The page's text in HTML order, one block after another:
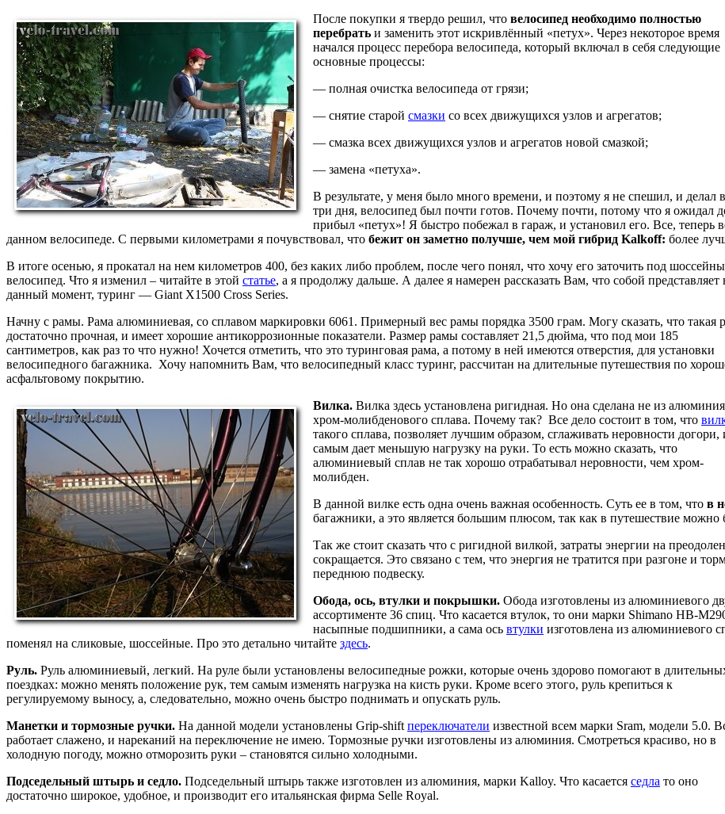
После покупки я твердо решил, что велосипед необходимо полностью
перебрать и заменить этот искривлённый «петух». Через некоторое время
начался процесс перебора велосипеда, который включал в себя следующие
основные процессы:
— полная очистка велосипеда от грязи;
— снятие старой смазки со всех движущихся узлов и агрегатов;
— смазка всех движущихся узлов и агрегатов новой смазкой;
— замена «петуха».
В результате, у меня было много времени, и поэтому я не спешил, и делал
три дня, велосипед был почти готов. Почему почти, потому что я ожидал
прибыл «петух»! Я быстро побежал в гараж, и установил его. Все, теперь
данном велосипеде. С первыми километрами я почувствовал, что бежит он заметно получше, чем мой гибрид Kalkoff: более
В итоге осенью, я прокатал на нем километров 400, без каких либо проблем, после чего понял, что хочу его заточить под
велосипед. Что я изменил – читайте в этой статье, а я продолжу дальше. А далее я намерен рассказать Вам, что собой представляет
данный момент, туринг — Giant X1500 Cross Series.
Начну с рамы. Рама алюминиевая, со сплавом маркировки 6061. Примерный вес рамы порядка 3500 грам. Могу сказать, что такая
достаточно прочная, и имеет хорошие антикоррозионные показатели. Размер рамы составляет 21,5 дюйма, что под мои 185
сантиметров, как раз то что нужно! Хочется отметить, что это туринговая рама, а потому в ней имеются отверстия, для установки
велосипедного багажника. Хочу напомнить Вам, что велосипедный класс туринг, рассчитан на длительные путешествия по
асфальтовому покрытию.
Вилка. Вилка здесь установлена ригидная. Но она сделана не из
хром-молибденового сплава. Почему так? Все дело состоит в том, что
такого сплава, позволяет лучшим образом, сглаживать неровности догори,
самым дает меньшую нагрузку на руки. То есть можно сказать, что
алюминиевый сплав не так хорошо отрабатывал неровности, чем хром-
молибден.
В данной вилке есть одна очень важная особенность. Суть ее в том, что в
багажники, а это является большим плюсом, так как в путешествие можно
Так же стоит сказать что с ригидной вилкой, затраты энергии на
сокращается. Это связано с тем, что энергия не тратится при разгоне и
переднюю подвеску.
Обода, ось, втулки и покрышки. Обода изготовлены из алюминиевого
ассортименте 36 спиц. Что касается втулок, то они марки Shimano HB-
насыпные подшипники, а сама ось втулки изготовлена из алюминиевого
поменял на сликовые, шоссейные. Про это детально читайте здесь.
Руль. Руль алюминиевый, легкий. На руле были установлены велосипедные рожки, которые очень здорово помогают в
поездках: можно менять положение рук, тем самым изменять нагрузка на кисть руки. Кроме всего этого, руль крепиться к
регулируемому выносу, а, следовательно, можно очень быстро поднимать и опускать руль.
Манетки и тормозные ручки. На данной модели установлены Grip-shift переключатели известной всем марки Sram, модели 5.0.
работает слажено, и нареканий на переключение не имею. Тормозные ручки изготовлены из алюминия. Смотреться красиво, но в
холодную погоду, можно отморозить руки – становятся сильно холодными.
Подседельный штырь и седло. Подседельный штырь также изготовлен из алюминия, марки Kalloy. Что касается седла то оно
достаточно широкое, удобное, и производит его итальянская фирма Selle Royal.